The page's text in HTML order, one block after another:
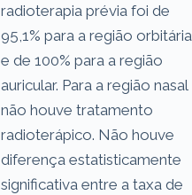
radioterapia prévia foi de
95,1% para a região orbitária
e de 100% para a região
auricular. Para a região nasal
não houve tratamento
radioterápico. Não houve
diferença estatisticamente
significativa entre a taxa de